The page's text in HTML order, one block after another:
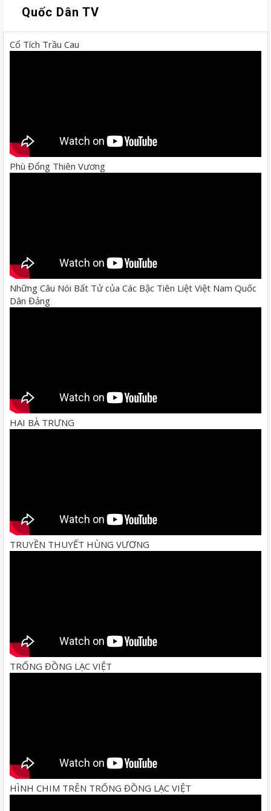
Quốc Dân TV
Cổ Tích Trầu Cau
Phù Đổng Thiên Vương
Những Câu Nói Bất Tử của Các Bậc Tiên Liệt Việt Nam Quốc
Dân Đảng
HAI BÀ TRƯNG
TRUYỀN THUYẾT HÙNG VƯƠNG
TRỐNG ĐỒNG LẠC VIỆT
HÌNH CHIM TRÊN TRỐNG ĐỒNG LẠC VIỆT